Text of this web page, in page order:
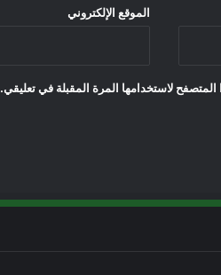
الموقع الإلكتروني
لاستخدامها المرة المقبلة في تعليقي.